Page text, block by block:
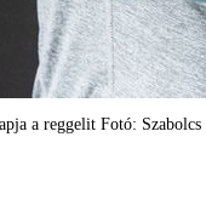
a reggelit Fotó: Szabolcs